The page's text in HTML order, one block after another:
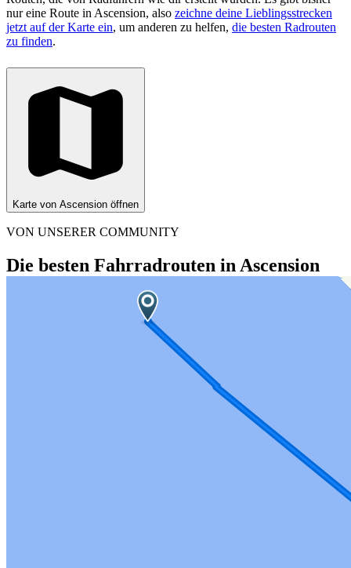
nur eine Route in Ascension, also zeichne deine Lieblingsstrecken
jetzt auf der Karte ein, um anderen zu helfen, die besten Radrouten
zu finden.
Karte von Ascension öffnen
VON UNSERER COMMUNITY
Die besten Fahrradrouten in Ascension